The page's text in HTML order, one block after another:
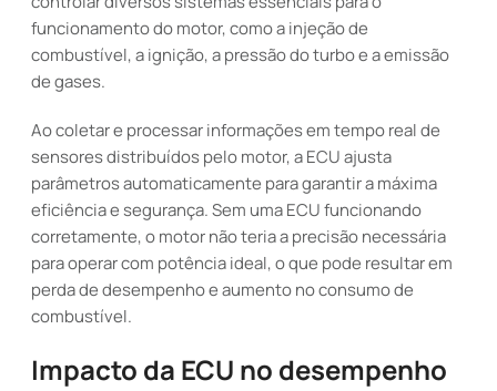
funcionamento do motor, como a injeção de
combustível, a ignição, a pressão do turbo e a emissão
de gases.
Ao coletar e processar informações em tempo real de
sensores distribuídos pelo motor, a ECU ajusta
parâmetros automaticamente para garantir a máxima
eficiência e segurança. Sem uma ECU funcionando
corretamente, o motor não teria a precisão necessária
para operar com potência ideal, o que pode resultar em
perda de desempenho e aumento no consumo de
combustível.
Impacto da ECU no desempenho